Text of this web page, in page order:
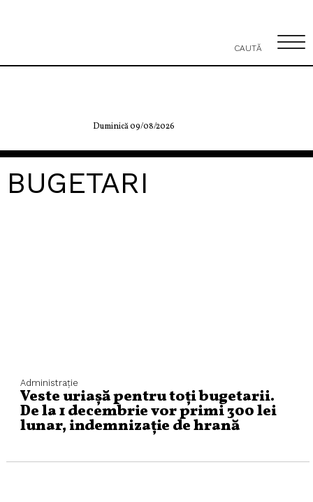
Duminică 09/08/2026
CAUTĂ
BUGETARI
Administraţie
Veste uriașă pentru toți bugetarii.
De la 1 decembrie vor primi 300 lei
lunar, indemnizație de hrană